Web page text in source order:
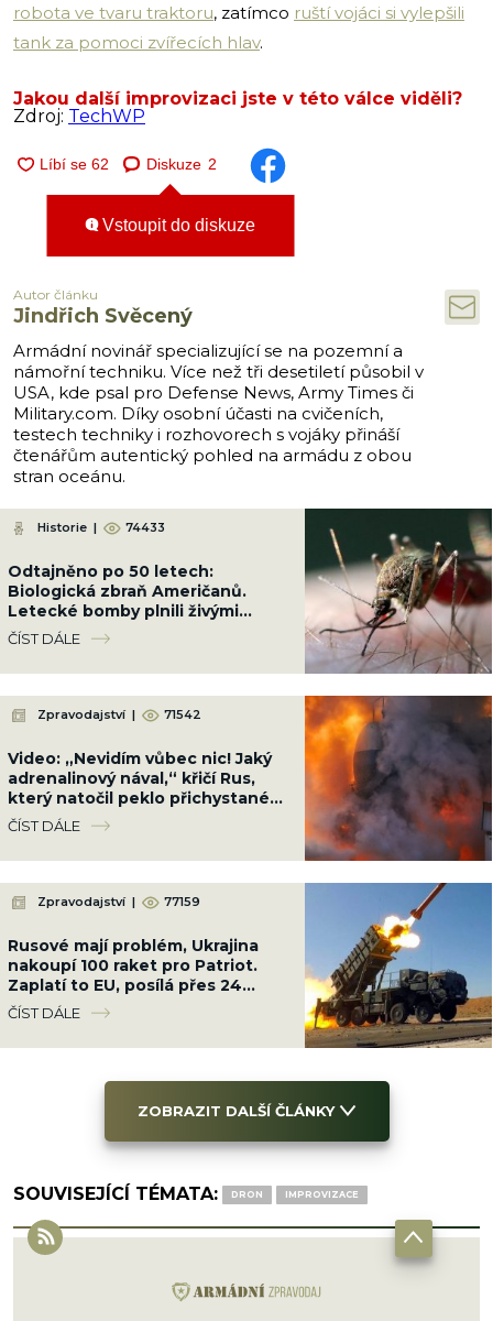
robota ve tvaru traktoru, zatímco ruští vojáci si vylepšili
tank za pomoci zvířecích hlav.
Jakou další improvizaci jste v této válce viděli?
Zdroj: TechWP
Diskuze 2
Vstoupit do diskuze
Autor článku
Jindřich Svěcený
Armádní novinář specializující se na pozemní a
námořní techniku. Více než tři desetiletí působil v
USA, kde psal pro Defense News, Army Times či
Military.com. Díky osobní účasti na cvičeních,
testech techniky i rozhovorech s vojáky přináší
čtenářům autentický pohled na armádu z obou
stran oceánu.
Historie | 74433
Odtajněno po 50 letech:
Biologická zbraň Američanů.
Letecké bomby plnili živými
komáry a shazovali je na
obydlené čtvrti
ČÍST DÁLE
Zpravodajství | 71542
Video: „Nevidím vůbec nic! Jaký
adrenalinový nával,“ křičí Rus,
který natočil peklo přichystané
Ukrajinci cestou na Krym
ČÍST DÁLE
Zpravodajství | 77159
Rusové mají problém, Ukrajina
nakoupí 100 raket pro Patriot.
Zaplatí to EU, posílá přes 24
miliard Kč
ČÍST DÁLE
ZOBRAZIT DALŠÍ ČLÁNKY
SOUVISEJÍCÍ TÉMATA: DRON IMPROVIZACE